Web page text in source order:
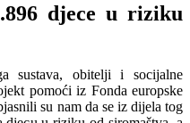
djece u riziku
sustava, obitelji i socijalne
pomoći iz Fonda europske
su nam da se iz dijela tog